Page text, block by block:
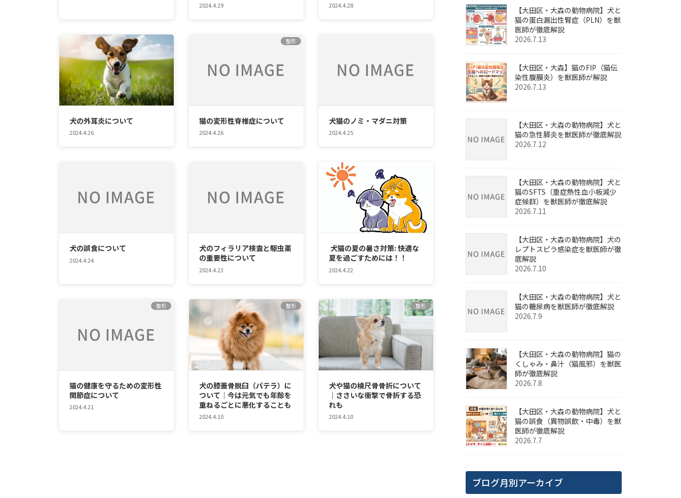
2024.4.29 2024.4.28
犬の外耳炎について
2024.4.26
整形
猫の変形性脊椎症について
2024.4.26
犬猫のノミ・マダニ対策
2024.4.25
犬の誤食について
2024.4.24
犬のフィラリア検査と駆虫薬
の重要性について
2024.4.23
犬猫の夏の暑さ対策: 快適な
夏を過ごすためには！！
2024.4.22
整形
猫の健康を守るための変形性
関節症について
2024.4.21
整形
犬の膝蓋骨脱臼（パテラ）に
ついて│今は元気でも年齢を
重ねるごとに悪化することも
2024.4.10
整形
犬や猫の橈尺骨骨折について
｜ささいな衝撃で骨折する恐
れも
2024.4.10
【大田区・大森の動物病院】犬と
猫の蛋白漏出性腎症（PLN）を獣
医師が徹底解説
2026.7.13
【大田区・大森】猫のFIP（猫伝
染性腹膜炎）を獣医師が解説
2026.7.13
【大田区・大森の動物病院】犬と
猫の急性膵炎を獣医師が徹底解説
2026.7.12
【大田区・大森の動物病院】犬と
猫のSFTS（重症熱性血小板減少
症候群）を獣医師が徹底解説
2026.7.11
【大田区・大森の動物病院】犬の
レプトスピラ感染症を獣医師が徹
底解説
2026.7.10
【大田区・大森の動物病院】犬と
猫の糖尿病を獣医師が徹底解説
2026.7.9
【大田区・大森の動物病院】猫の
くしゃみ・鼻汁（猫風邪）を獣医
師が徹底解説
2026.7.8
【大田区・大森の動物病院】犬と
猫の誤食（異物誤飲・中毒）を獣
医師が徹底解説
2026.7.7
ブログ月別アーカイブ